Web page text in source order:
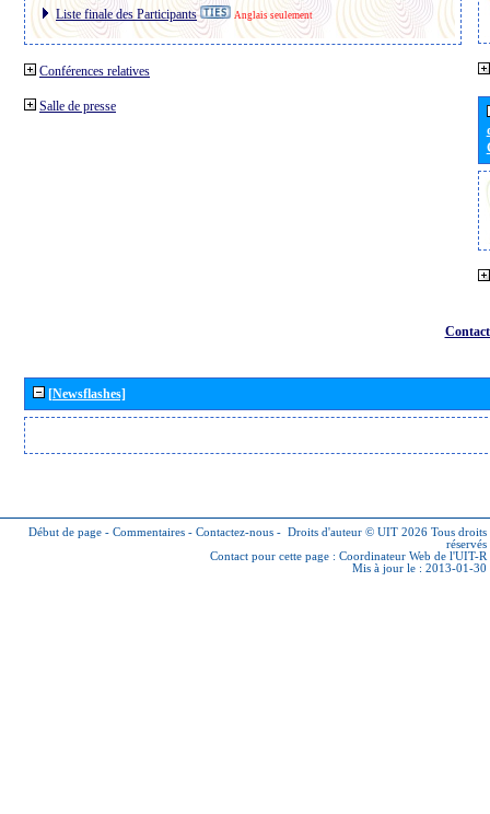
Liste finale des Participants Anglais seulement
Conférences relatives
Salle de presse
[Newsflashes]
Début de page - Commentaires - Contactez-nous - Droits d'auteur © UIT 2026 Tous droits
réservés
Contact pour cette page : Coordinateur Web de l'UIT-R
Mis à jour le : 2013-01-30